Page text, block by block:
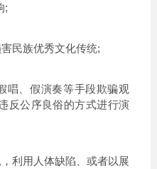
;
民族优秀文化传统;
、假演奏等手段欺骗观
反公序良俗的方式进行演
用人体缺陷、或者以展